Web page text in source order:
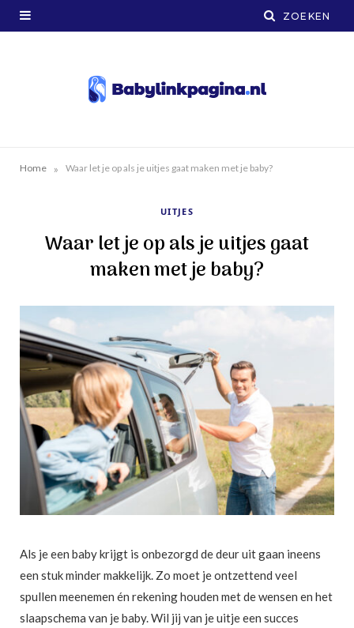
Home » Waar let je op als je uitjes gaat maken met je baby?
UITJES
Waar let je op als je uitjes gaat
maken met je baby?
Als je een baby krijgt is onbezorgd de deur uit gaan ineens
een stuk minder makkelijk. Zo moet je ontzettend veel
spullen meenemen én rekening houden met de wensen en het
slaapschema van je baby. Wil jij van je uitje een succes